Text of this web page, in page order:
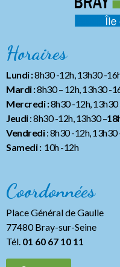
Horaires
Lundi :8h30 -12h, 13h30 -
Mardi :8h30 – 12h, 13h30 -
Mercredi :8h30 -12h,
Jeudi: 8h30 -12h, 13h30 –
Vendredi: 8h30 -12h, 13h30
Samedi :10h -12h
Coordonnées
Place Général de Gaulle
77480 Bray-sur-Seine
Tél. 01 60 67 10 11